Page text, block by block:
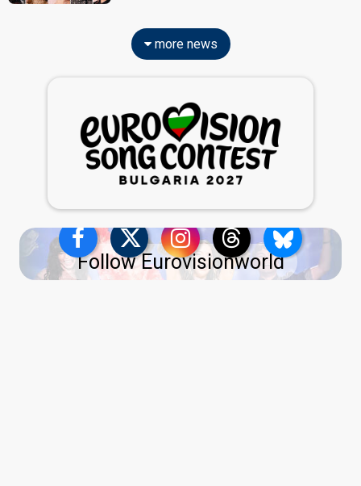
more news
Follow Eurovisionworld